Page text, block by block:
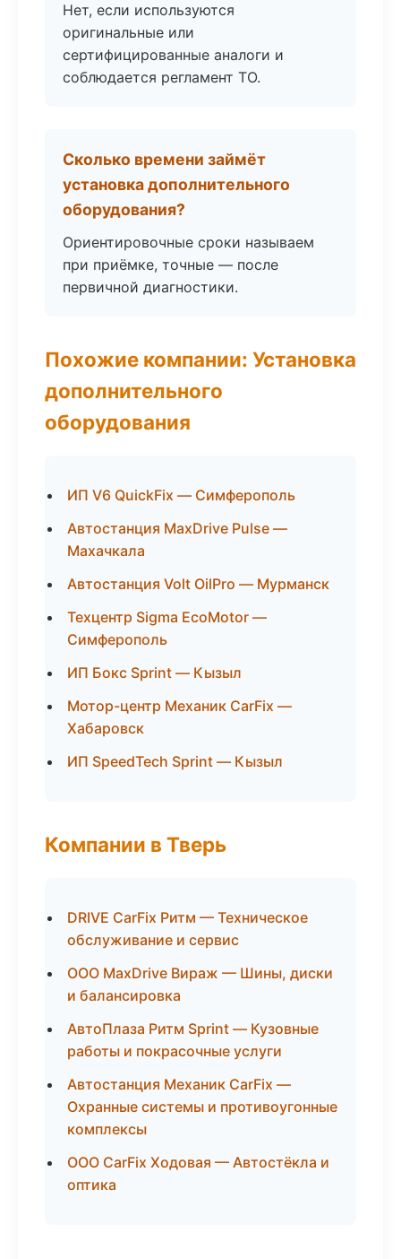
Нет, если используются
оригинальные или
сертифицированные аналоги и
соблюдается регламент ТО.
Сколько времени займёт
установка дополнительного
оборудования?
Ориентировочные сроки называем
при приёмке, точные — после
первичной диагностики.
Похожие компании: Установка
дополнительного
оборудования
ИП V6 QuickFix — Симферополь
Автостанция MaxDrive Pulse —
Махачкала
Автостанция Volt OilPro — Мурманск
Техцентр Sigma EcoMotor —
Симферополь
ИП Бокс Sprint — Кызыл
Мотор-центр Механик CarFix —
Хабаровск
ИП SpeedTech Sprint — Кызыл
Компании в Тверь
DRIVE CarFix Ритм — Техническое
обслуживание и сервис
ООО MaxDrive Вираж — Шины, диски
и балансировка
АвтоПлаза Ритм Sprint — Кузовные
работы и покрасочные услуги
Автостанция Механик CarFix —
Охранные системы и противоугонные
комплексы
ООО CarFix Ходовая — Автостёкла и
оптика